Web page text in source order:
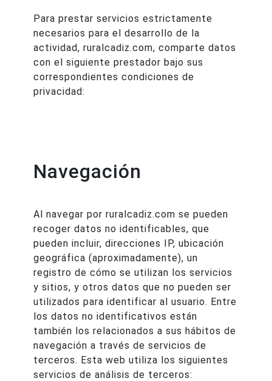
Para prestar servicios estrictamente
necesarios para el desarrollo de la
actividad, ruralcadiz.com, comparte datos
con el siguiente prestador bajo sus
correspondientes condiciones de
privacidad:
Navegación
Al navegar por ruralcadiz.com se pueden
recoger datos no identificables, que
pueden incluir, direcciones IP, ubicación
geográfica (aproximadamente), un
registro de cómo se utilizan los servicios
y sitios, y otros datos que no pueden ser
utilizados para identificar al usuario. Entre
los datos no identificativos están
también los relacionados a sus hábitos de
navegación a través de servicios de
terceros. Esta web utiliza los siguientes
servicios de análisis de terceros: